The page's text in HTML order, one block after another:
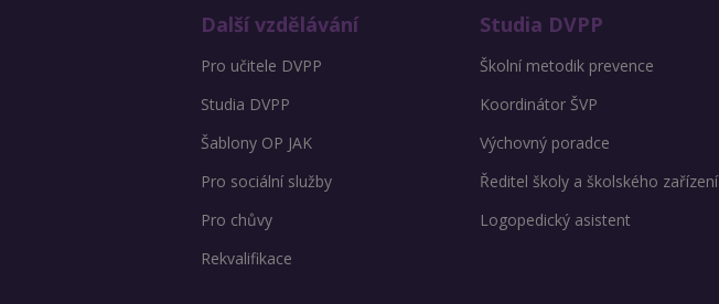
Další vzdělávání
Pro učitele DVPP
Studia DVPP
Šablony OP JAK
Pro sociální služby
Pro chůvy
Rekvalifikace
Studia DVPP
Školní metodik prevence
Koordinátor ŠVP
Výchovný poradce
Ředitel školy a školského zařízení
Logopedický asistent